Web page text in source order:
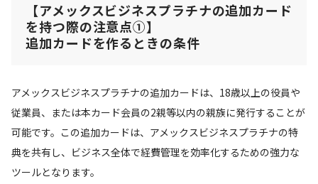
【アメックスビジネスプラチナの追加カード
を持つ際の注意点①】
追加カードを作るときの条件
アメックスビジネスプラチナの追加カードは、18歳以上の役員や
従業員、または本カード会員の2親等以内の親族に発行することが
可能です。この追加カードは、アメックスビジネスプラチナの特
典を共有し、ビジネス全体で経費管理を効率化するための強力な
ツールとなります。